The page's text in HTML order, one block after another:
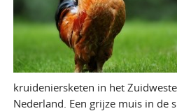
kruideniersketen in het
Nederland. Een grijze muis in de